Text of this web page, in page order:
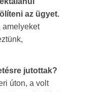
az ügyet.
amelyeket
jutottak?
úton, a volt